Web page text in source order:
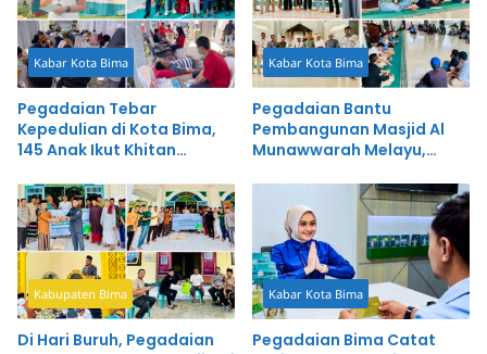
Kabar Kota Bima
Pegadaian Tebar
Kepedulian di Kota Bima,
145 Anak Ikut Khitan
Kabar Kota Bima
Pegadaian Bantu
Pembangunan Masjid Al
Munawwarah Melayu,
Kepedulian Sosial
Kabupaten Bima
Di Hari Buruh, Pegadaian
Kabar Kota Bima
Pegadaian Bima Catat